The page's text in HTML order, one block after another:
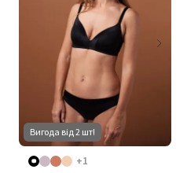
Вигода від 2 шт!
+1